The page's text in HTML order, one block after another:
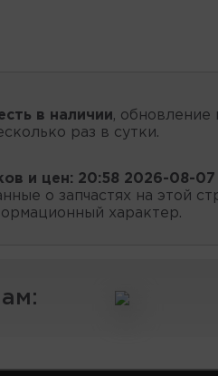
в наличии, обновление
раз в сутки.
и цен: 20:58 2026-08-07
о запчастях на этой
характер.